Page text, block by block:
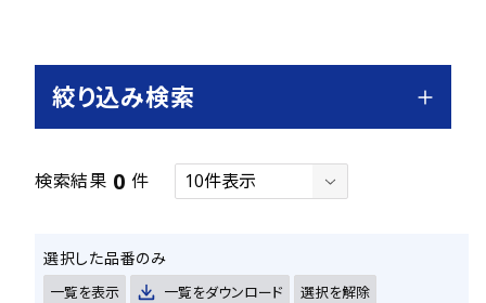
絞り込み検索
検索結果 0 件
選択した品番のみ
一覧を表示 一覧をダウンロード
選択を解除